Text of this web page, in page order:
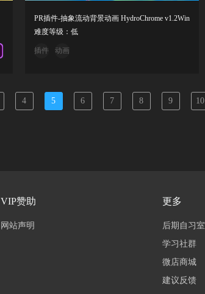
PR插件-抽象流动背景动画 HydroChrome v1.2Win
难度等级：低
插件 动画
4 5 6 7 8 9 10
VIP赞助
网站声明
更多
后期自习室
学习社群
微店商城
建议反馈